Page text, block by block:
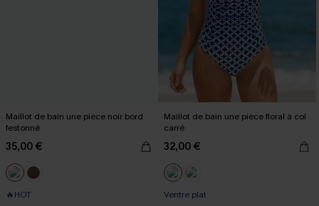
Maillot de bain une pièce noir bord
festonné
35,00 €
🔥HOT
Maillot de bain une pièce floral à col
carré
32,00 €
Ventre plat